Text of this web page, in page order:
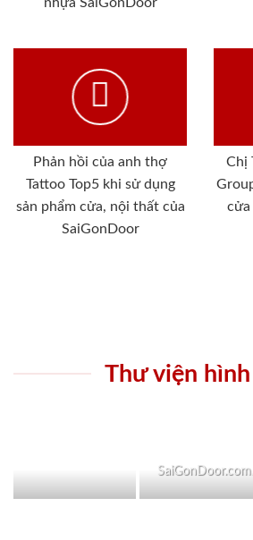
Phản hồi của anh thợ
Tattoo Top5 khi sử dụng
sản phẩm cửa, nội thất của
SaiGonDoor
Chị
cửa
Thư viện